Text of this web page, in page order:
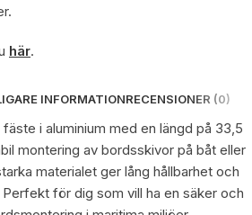
här.
INFORMATIONRECENSIONER (0)
i aluminium med en längd på 33,5
montering av bordsskivor på båt eller
materialet ger lång hållbarhet och
för dig som vill ha en säker och